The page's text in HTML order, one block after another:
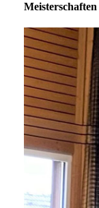
Meisterschaften